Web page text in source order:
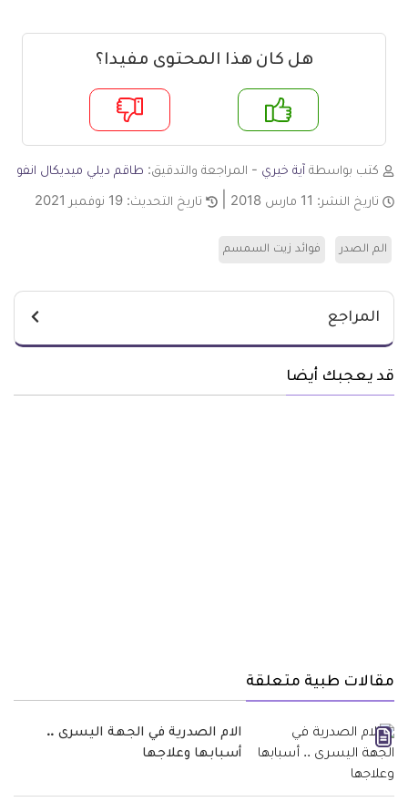
هل كان هذا المحتوى مفيدا؟
لا
كتب بواسطة آية خيري - المراجعة والتدقيق: طاقم ديلي ميديكال انفو
تاريخ النشر: 11 مارس 2018 تاريخ التحديث: 19 نوفمبر 2021
الم الصدر فوائد زيت السمسم
المراجع
قد يعجبك أيضا
مقالات طبية متعلقة
الام الصدرية في الجهة اليسرى ..
أسبابها وعلاجها